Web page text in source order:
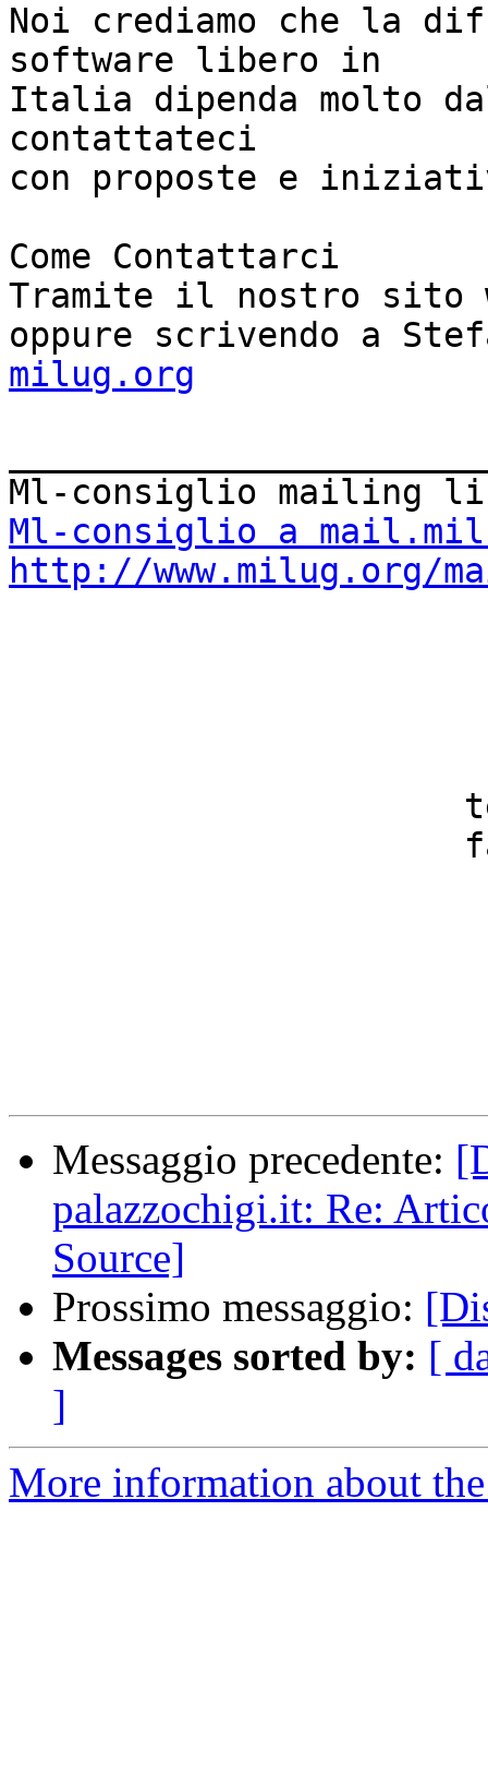
Noi crediamo che la
software libero in
Italia dipenda molto
contattateci
con proposte e
Come Contattarci
Tramite il nostro sito
oppure scrivendo a
milug.org
Ml-consiglio a
http://www.milug.org/
Messaggio precedente:
palazzochigi.it: Re:
Source]
Prossimo messaggio:
Messages sorted by: [
]
More information about